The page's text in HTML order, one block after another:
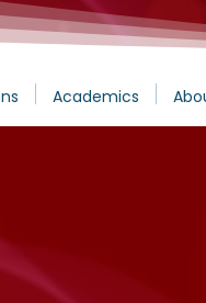
Academics